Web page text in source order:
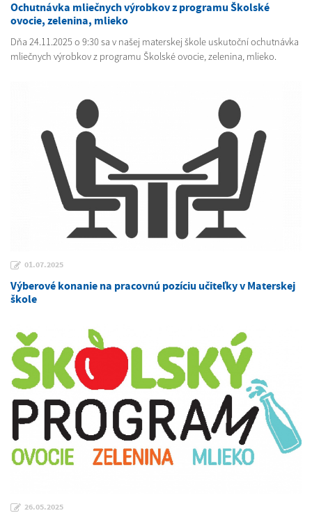
Ochutnávka mliečnych výrobkov z programu Školské
ovocie, zelenina, mlieko
Dňa 24.11.2025 o 9:30 sa v našej materskej škole uskutoční ochutnávka
mliečnych výrobkov z programu Školské ovocie, zelenina, mlieko.
01.07.2025
Výberové konanie na pracovnú pozíciu učiteľky v Materskej
škole
26.05.2025